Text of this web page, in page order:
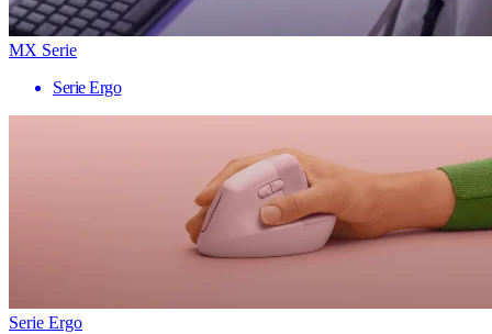
MX Serie
Serie Ergo
Serie Ergo